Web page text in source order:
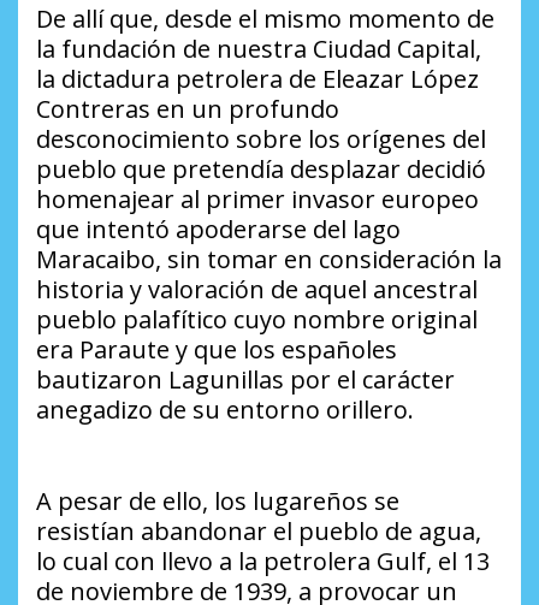
De allí que, desde el mismo momento de
la fundación de nuestra Ciudad Capital,
la dictadura petrolera de Eleazar López
Contreras en un profundo
desconocimiento sobre los orígenes del
pueblo que pretendía desplazar decidió
homenajear al primer invasor europeo
que intentó apoderarse del lago
Maracaibo, sin tomar en consideración la
historia y valoración de aquel ancestral
pueblo palafítico cuyo nombre original
era Paraute y que los españoles
bautizaron Lagunillas por el carácter
anegadizo de su entorno orillero.
A pesar de ello, los lugareños se
resistían abandonar el pueblo de agua,
lo cual con llevo a la petrolera Gulf, el 13
de noviembre de 1939, a provocar un